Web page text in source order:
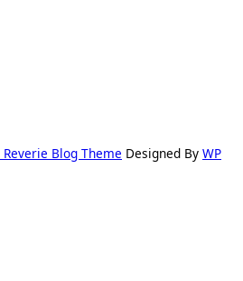
Reverie Blog Theme Designed By WP